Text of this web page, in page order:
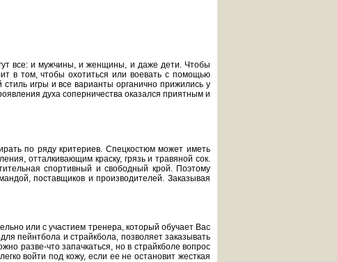
все: и мужчины, и женщины, и даже дети. Чтобы
в том, чтобы охотиться или воевать с помощью
игры и все варианты органично прижились у
духа соперничества оказался приятным и
по ряду критериев. Спецкостюм может иметь
отталкивающим краску, грязь и травяной сок.
спортивный и свободный крой. Поэтому
поставщиков и производителей. Заказывая
или с участием тренера, который обучает Вас
пейнтбола и страйкбола, позволяет заказывать
разве-что запачкаться, но в страйкболе вопрос
войти под кожу, если ее не остановит жесткая